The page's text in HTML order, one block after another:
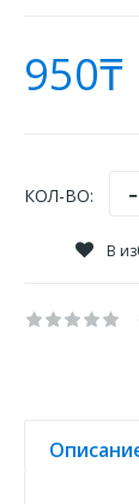
950₸
КОЛ-ВО:
В